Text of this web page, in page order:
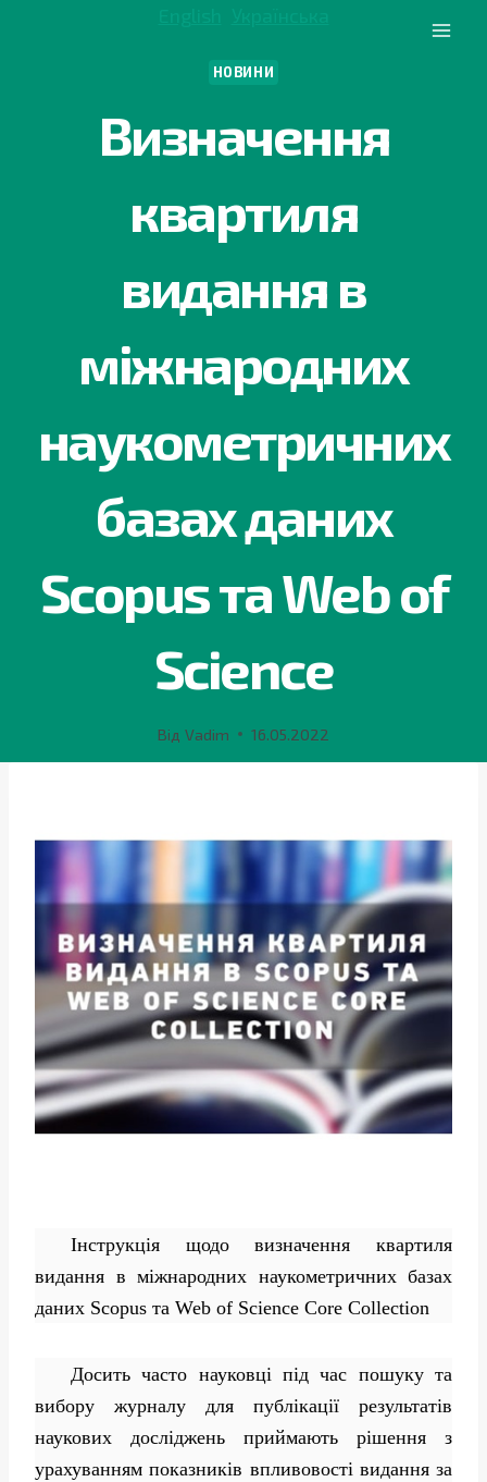
НОВИНИ
Визначення
квартиля
видання в
міжнародних
наукометричних
базах даних
Scopus та Web of
Science
Від Vadim 16.05.2022
Інструкція щодо визначення квартиля
видання в міжнародних наукометричних базах
даних Scopus та Web of Science Core Collection
Досить часто науковці під час пошуку та
вибору журналу для публікації результатів
наукових досліджень приймають рішення з
урахуванням показників впливовості видання за